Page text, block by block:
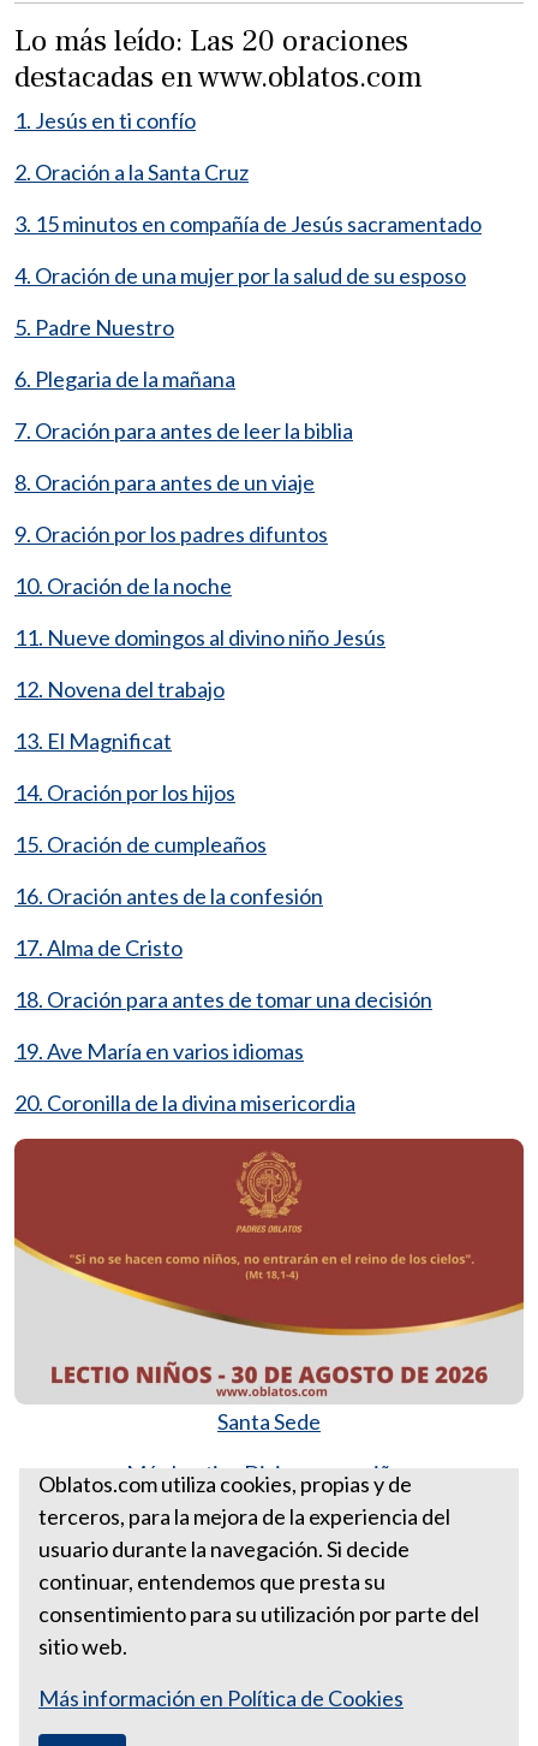
Lo más leído: Las 20 oraciones
destacadas en www.oblatos.com
1. Jesús en ti confío
2. Oración a la Santa Cruz
3. 15 minutos en compañía de Jesús sacramentado
4. Oración de una mujer por la salud de su esposo
5. Padre Nuestro
6. Plegaria de la mañana
7. Oración para antes de leer la biblia
8. Oración para antes de un viaje
9. Oración por los padres difuntos
10. Oración de la noche
11. Nueve domingos al divino niño Jesús
12. Novena del trabajo
13. El Magnificat
14. Oración por los hijos
15. Oración de cumpleaños
16. Oración antes de la confesión
17. Alma de Cristo
18. Oración para antes de tomar una decisión
19. Ave María en varios idiomas
20. Coronilla de la divina misericordia
Santa Sede
Más Lectios Divinas para niños
Lectio-niños 30 de agosto de
2026
Oblatos.com utiliza cookies, propias y de
terceros, para la mejora de la experiencia del
usuario durante la navegación. Si decide
continuar, entendemos que presta su
consentimiento para su utilización por parte del
sitio web.
Más información en Política de Cookies